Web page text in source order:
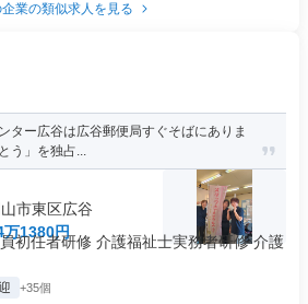
企業の類似求人を見る
ー広谷は広谷郵便局すぐそばにありま
う」を独占...
市東区広谷
万1380円
初任者研修 介護福祉士実務者研修 介護
+35個